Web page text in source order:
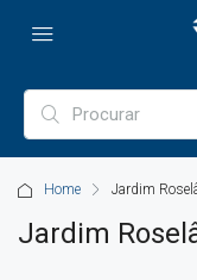
Home Jardim
Jardim